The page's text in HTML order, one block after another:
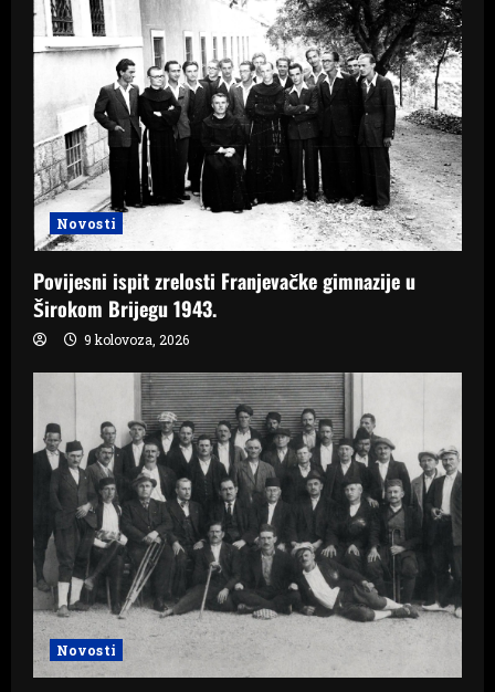
Novosti
Povijesni ispit zrelosti Franjevačke gimnazije u
Širokom Brijegu 1943.
9 kolovoza, 2026
Novosti